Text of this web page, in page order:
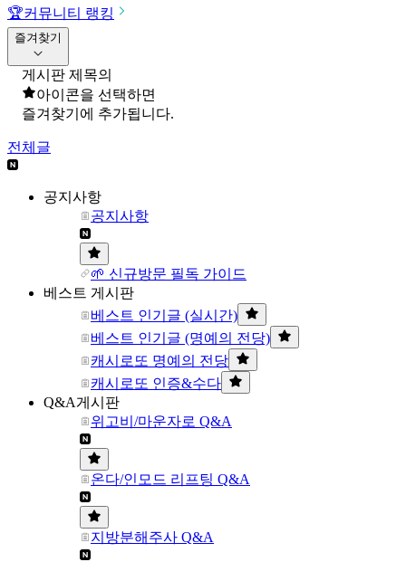
🏆커뮤니티 랭킹
즐겨찾기
게시판 제목의
아이콘을 선택하면
즐겨찾기에 추가됩니다.
전체글
공지사항
공지사항
🌱 신규방문 필독 가이드
베스트 게시판
베스트 인기글 (실시간)
베스트 인기글 (명예의 전당)
캐시로또 명예의 전당
캐시로또 인증&수다
Q&A게시판
위고비/마운자로 Q&A
온다/인모드 리프팅 Q&A
지방분해주사 Q&A